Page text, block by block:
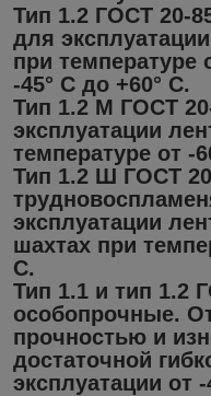
Тип 1.2 ГОСТ 20-
для
при температуре
-45° С до +60° С.
Тип 1.2 М ГОСТ
эксплуатации
температуре от -
Тип 1.2 Ш ГОСТ
эксплуатации
шахтах при
С.
Тип 1.1 и тип 1.2
особопрочные.
прочностью и
достаточной
эксплуатации от